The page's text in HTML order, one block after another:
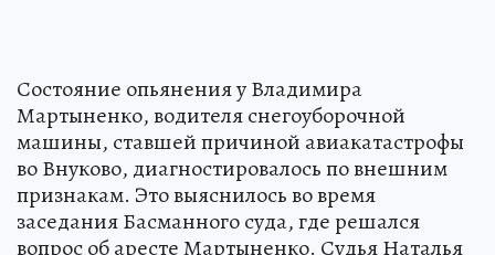
Состояние опьянения у Владимира
Мартыненко, водителя снегоуборочной
машины, ставшей причиной авиакатастрофы
во Внуково, диагностировалось по внешним
признакам. Это выяснилось во время
заседания Басманного суда, где решался
вопрос об аресте Мартыненко. Судья Наталья